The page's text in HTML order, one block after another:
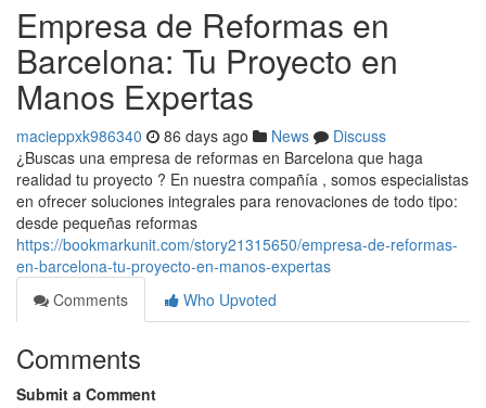
Empresa de Reformas en
Barcelona: Tu Proyecto en
Manos Expertas
macieppxk986340 86 days ago News
Discuss
¿Buscas una empresa de reformas en Barcelona que haga
realidad tu proyecto ? En nuestra compañía , somos especialistas
en ofrecer soluciones integrales para renovaciones de todo tipo:
desde pequeñas reformas
https://bookmarkunit.com/story21315650/empresa-de-reformas-
en-barcelona-tu-proyecto-en-manos-expertas
Comments
Who Upvoted
Comments
Submit a Comment